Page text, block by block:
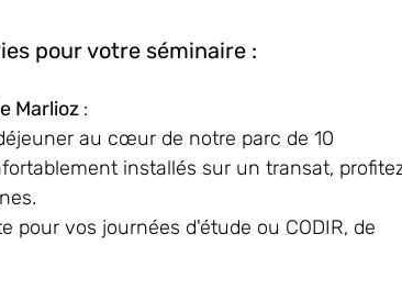
pour votre séminaire :
Marlioz :
au cœur de notre parc de 10
installés sur un transat,
pour vos journées d'étude ou CODIR, de